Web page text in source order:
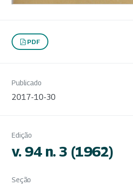
PDF
Publicado
2017-10-30
Edição
v. 94 n. 3 (1962)
Seção